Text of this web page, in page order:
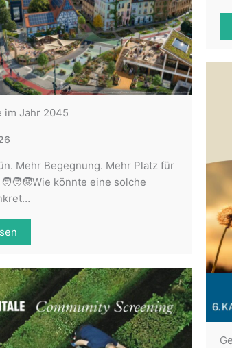
im Jahr 2045
Mehr Begegnung. Mehr Platz für
könnte eine solche